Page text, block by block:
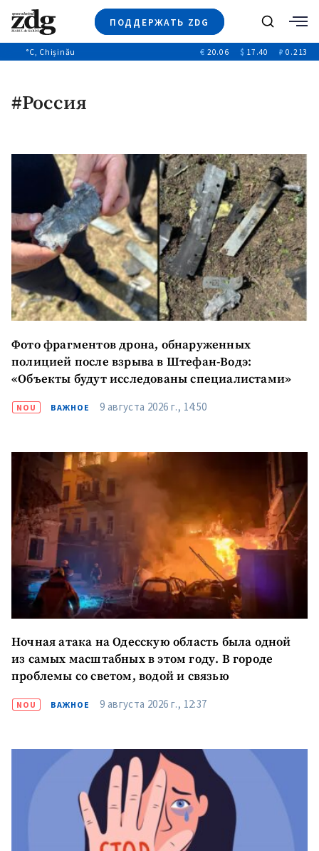
ПОДДЕРЖАТЬ ZDG
Новости
Видео
Выборы 2025
Поиск
°C, Chișinău € 20.06 $ 17.40 ₽ 0.213
#Россия
Фото фрагментов дрона, обнаруженных
полицией после взрыва в Штефан-Водэ:
«Объекты будут исследованы специалистами»
NOU ВАЖНОЕ 9 августа 2026 г., 14:50
Ночная атака на Одесскую область была одной
из самых масштабных в этом году. В городе
проблемы со светом, водой и связью
NOU ВАЖНОЕ 9 августа 2026 г., 12:37